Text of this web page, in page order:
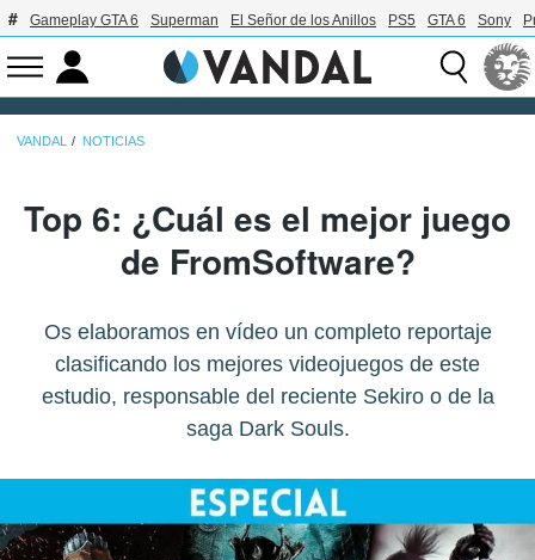
Gameplay GTA 6 Superman El Señor de los Anillos PS5 GTA 6 Sony
VANDAL NOTICIAS
Top 6: ¿Cuál es el mejor juego
de FromSoftware?
Os elaboramos en vídeo un completo reportaje
clasificando los mejores videojuegos de este
estudio, responsable del reciente Sekiro o de la
saga Dark Souls.